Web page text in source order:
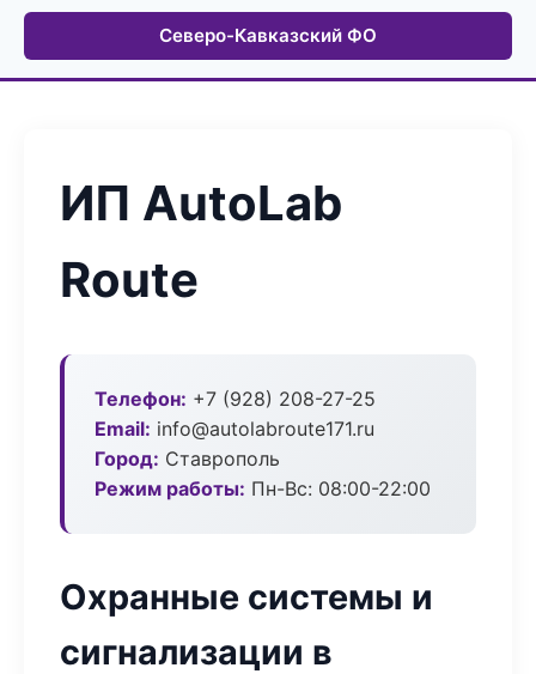
Северо-Кавказский ФО
ИП AutoLab
Route
Телефон: +7 (928) 208-27-25
Email: info@autolabroute171.ru
Город: Ставрополь
Режим работы: Пн-Вс: 08:00-22:00
Охранные системы и
сигнализации в